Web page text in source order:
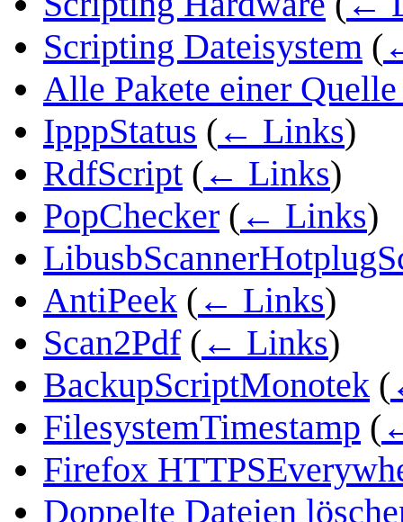
Scripting Dateisystem (
Alle Pakete einer
IpppStatus ( ← Links)
RdfScript ( ← Links)
PopChecker ( ← Links)
AntiPeek ( ← Links)
Scan2Pdf ( ← Links)
BackupScriptMonotek (
FilesystemTimestamp (
Firefox
Doppelte Dateien